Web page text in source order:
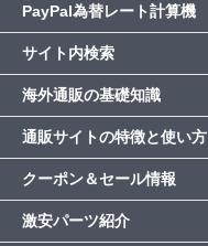
PayPal為替レート計算機
サイト内検索
海外通販の基礎知識
通販サイトの特徴と使い方
クーポン＆セール情報
激安パーツ紹介